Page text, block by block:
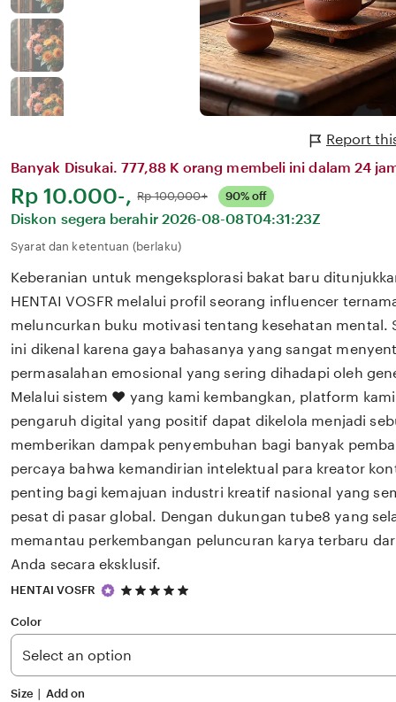
Report
Banyak Disukai. 777,88 K orang membeli ini dalam 24
Harga:
Rp 10.000-, Normal:
Rp 100,000+ 90% off
Diskon segera berahir 2026-08-08T04:31:23Z
Syarat dan ketentuan (berlaku)
Keberanian untuk mengeksplorasi bakat baru
HENTAI VOSFR melalui profil seorang influencer
meluncurkan buku motivasi tentang kesehatan mental.
ini dikenal karena gaya bahasanya yang sangat
permasalahan emosional yang sering dihadapi oleh
Melalui sistem ❤️ yang kami kembangkan, platform
pengaruh digital yang positif dapat dikelola menjadi
memberikan dampak penyembuhan bagi banyak
percaya bahwa kemandirian intelektual para kreator
penting bagi kemajuan industri kreatif nasional yang
pesat di pasar global. Dengan dukungan tube8 yang
memantau perkembangan peluncuran karya terbaru
Anda secara eksklusif.
HENTAI VOSFR
5
5
stars
Color
Size ∣ Add on